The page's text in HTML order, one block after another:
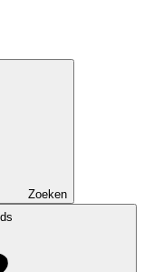
Zoeken